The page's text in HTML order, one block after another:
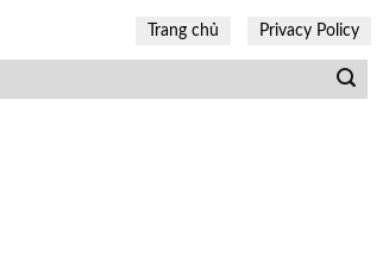
Trang chủ Privacy Policy